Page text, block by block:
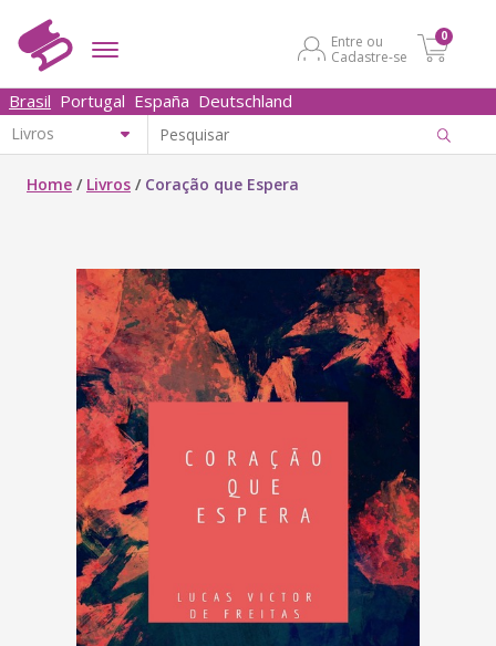
Entre ou
Cadastre-se
0
Brasil Portugal España Deutschland
Home / Livros / Coração que Espera